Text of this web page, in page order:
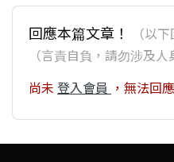
回應本篇文章！
（以
（言責自負，請勿涉及人
尚未 登入會員 ，無法回